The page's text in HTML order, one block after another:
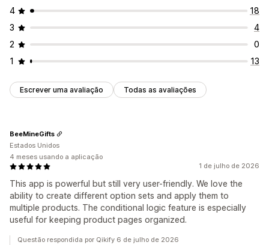
4
18
3
4
2
0
1
13
Escrever uma avaliação Todas as avaliações
1 de julho de 2026
This app is powerful but still very user-friendly. We love the
ability to create different option sets and apply them to
multiple products. The conditional logic feature is especially
useful for keeping product pages organized.
BeeMineGifts
Estados Unidos
4 meses usando a aplicação
Questão respondida por Qikify 6 de julho de 2026